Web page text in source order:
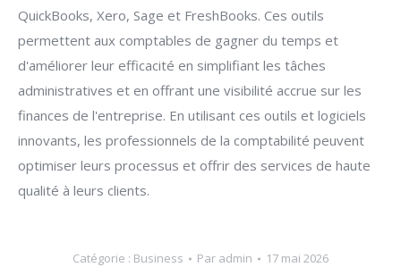
QuickBooks, Xero, Sage et FreshBooks. Ces outils
permettent aux comptables de gagner du temps et
d'améliorer leur efficacité en simplifiant les tâches
administratives et en offrant une visibilité accrue sur les
finances de l'entreprise. En utilisant ces outils et logiciels
innovants, les professionnels de la comptabilité peuvent
optimiser leurs processus et offrir des services de haute
qualité à leurs clients.
Catégorie : Business Par admin 17 mai 2026